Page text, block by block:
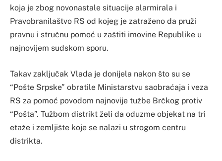
koja je zbog novonastale situacije alarmirala i
Pravobranilaštvo RS od kojeg je zatraženo da pruži
pravnu i stručnu pomoć u zaštiti imovine Republike u
najnovijem sudskom sporu.
Takav zaključak Vlada je donijela nakon što su se
“Pošte Srpske” obratile Ministarstvu saobraćaja i veza
RS za pomoć povodom najnovije tužbe Brčkog protiv
“Pošta”. Tužbom distrikt želi da oduzme objekat na tri
etaže i zemljište koje se nalazi u strogom centru
distrikta.